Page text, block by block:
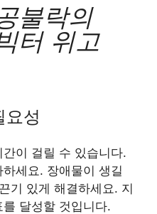
불락의
터 위고
요성
이 걸릴 수 있습니다.
세요. 장애물이 생길
기 있게 해결하세요. 지
달성할 것입니다.